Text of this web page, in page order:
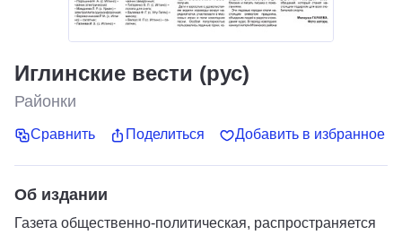
Иглинские вести (рус)
Районки
Сравнить Поделиться Добавить в избранное
Об издании
Газета общественно-политическая, распространяется